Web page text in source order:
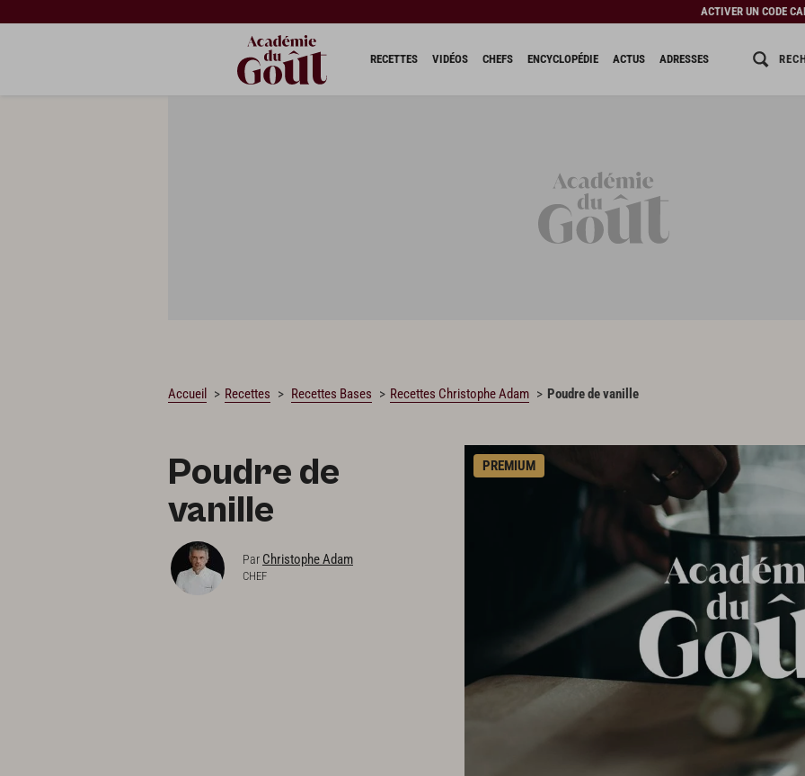
ACTIVER UN CODE
RECETTES VIDÉOS CHEFS ENCYCLOPÉDIE ACTUS ADRESSES
Accueil Recettes Recettes Bases Recettes Christophe Adam Poudre de vanille
Poudre de
vanille
Par Christophe Adam
CHEF
PREMIUM
CHARGEMENT…